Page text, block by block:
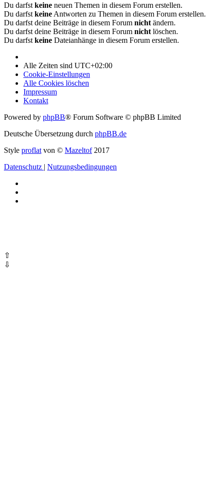
Du darfst keine neuen Themen in diesem Forum erstellen.
Du darfst keine Antworten zu Themen in diesem Forum erstellen.
Du darfst deine Beiträge in diesem Forum nicht ändern.
Du darfst deine Beiträge in diesem Forum nicht löschen.
Du darfst keine Dateianhänge in diesem Forum erstellen.
Alle Zeiten sind UTC+02:00
Cookie-Einstellungen
Alle Cookies löschen
Impressum
Kontakt
Powered by phpBB® Forum Software © phpBB Limited
Deutsche Übersetzung durch phpBB.de
Style proflat von © Mazeltof2017
Datenschutz | Nutzungsbedingungen
⇧
⇩